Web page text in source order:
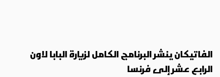
الفاتيكان ينشر البرنامج الكامل لزيارة البابا لاون
الرابع عشر إلى فرنسا